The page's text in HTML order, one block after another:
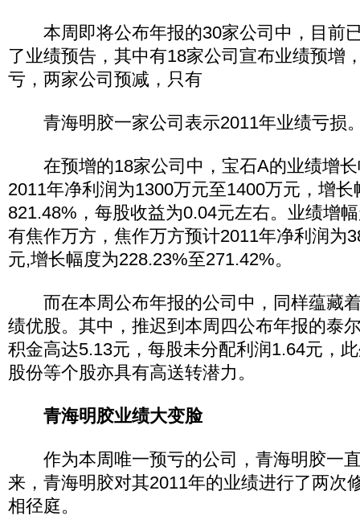
本周即将公布年报的30家公司中，目前
了业绩预告，其中有18家公司宣布业绩预增
亏，两家公司预减，只有
青海明胶一家公司表示2011年业绩亏损
在预增的18家公司中，宝石A的业绩增长
2011年净利润为1300万元至1400万元，增
821.48%，每股收益为0.04元左右。业绩增
有焦作万方，焦作万方预计2011年净利润为
元,增长幅度为228.23%至271.42%。
而在本周公布年报的公司中，同样蕴藏
绩优股。其中，推迟到本周四公布年报的泰
积金高达5.13元，每股未分配利润1.64元，
股份等个股亦具有高送转潜力。
青海明胶业绩大变脸
作为本周唯一预亏的公司，青海明胶一
来，青海明胶对其2011年的业绩进行了两次
相径庭。